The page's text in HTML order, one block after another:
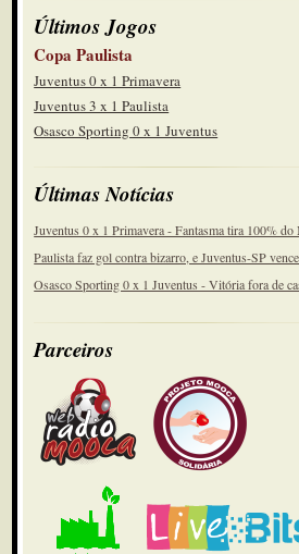
Últimos Jogos
Copa Paulista
Juventus 0 x 1 Primavera
Juventus 3 x 1 Paulista
Osasco Sporting 0 x 1 Juventus
Últimas Notícias
Juventus 0 x 1 Primavera - Fantasma tira 100% do
Paulista faz gol contra bizarro, e Juventus-SP
Osasco Sporting 0 x 1 Juventus - Vitória fora de
Parceiros